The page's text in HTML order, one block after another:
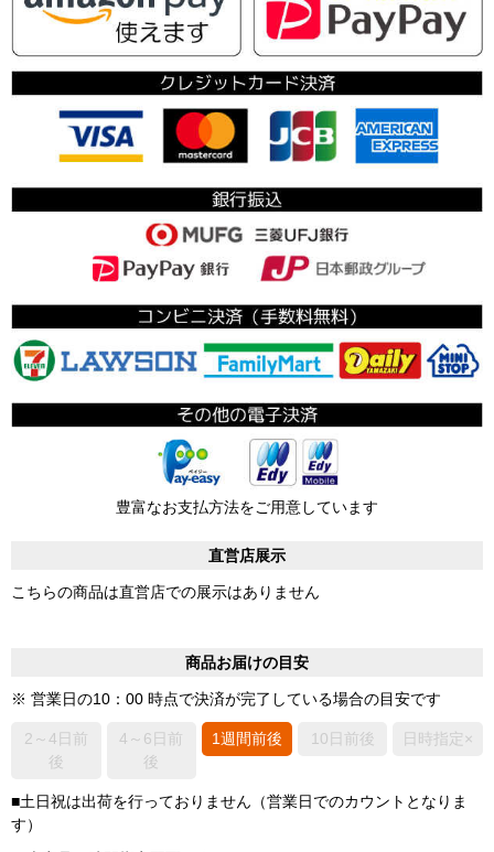
豊富なお支払方法をご用意しています
直営店展示
こちらの商品は直営店での展示はありません
商品お届けの目安
※ 営業日の10：00 時点で決済が完了している場合の目安です
2～4日前
後
4～6日前
後
1週間前後 10日前後 日時指定×
■土日祝は出荷を行っておりません（営業日でのカウントとなりま
す）